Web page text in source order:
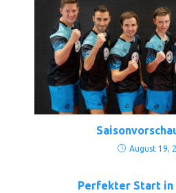
August 19,
Perfekter Start in